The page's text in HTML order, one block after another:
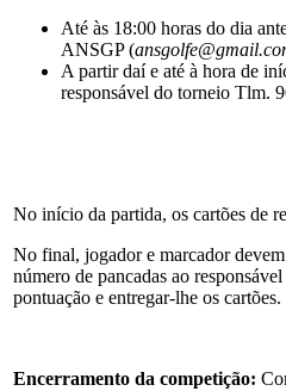
Até às 18:00 horas do dia
ANSGP (
A partir daí e até à hora de
responsável do torneio Tlm.
No início da partida, os cartões de
No final, jogador e marcador
número de pancadas ao
pontuação e entregar-lhe os cartões.
Encerramento da competição: